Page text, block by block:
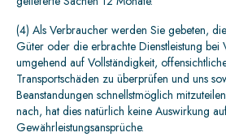
(4) Als Verbraucher werden Sie gebeten,
Güter oder die erbrachte Dienstleistung bei
umgehend auf Vollständigkeit,
Transportschäden zu überprüfen und uns
Beanstandungen schnellstmöglich
nach, hat dies natürlich keine Auswirkung
Gewährleistungsansprüche.